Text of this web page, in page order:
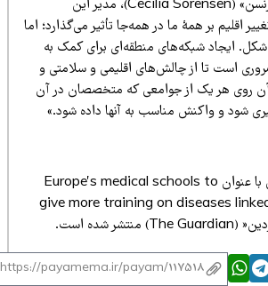
پروفسور «سیسیلیا سورنسن» (Cecilia Sorensen)، مدیر این
بر همهٔ ما در همه‌جا تأثیر می‌گذارد؛ اما
شبکه‌های منطقه‌ای برای کمک به
تا از چالش‌های اقلیمی و سلامتی و
هر یک از جوامعی که متخصصان در آن
و واکنش مناسب به آنها داده شود.»
متن اصلی این گزارش با عنوان Europe’s medical schools to
give more training on